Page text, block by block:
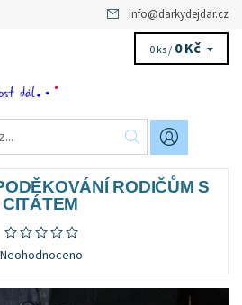
info@darkydejdar.cz
0 ks / 0 Kč
RODIČŮM S
CITÁTEM
Neohodnoceno